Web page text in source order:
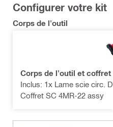
Configurer votre kit
Corps de l'outil
Corps de l'outil et coffret
Inclus: 1x Lame scie circ.
Coffret SC 4MR-22 assy